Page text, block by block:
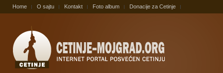
Home O sajtu Kontakt Foto album Donacije za Cetinje